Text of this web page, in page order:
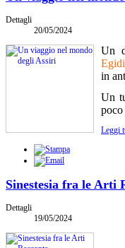
Dettagli
20/05/2024
Un
in
Un
poco
Leggi
Sinestesia fra le Arti
Dettagli
19/05/2024